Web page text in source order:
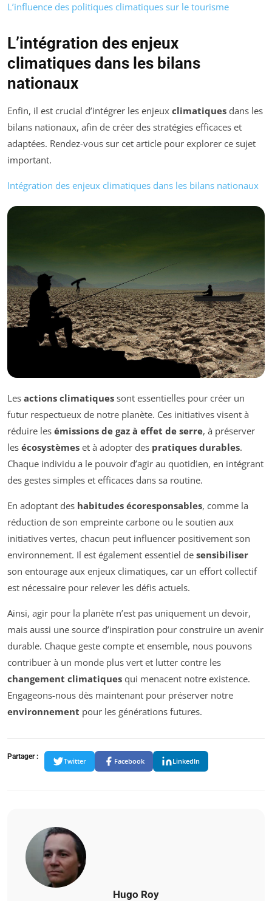
L’influence des politiques climatiques sur le tourisme
L’intégration des enjeux
climatiques dans les bilans
nationaux
Enfin, il est crucial d’intégrer les enjeux climatiques dans les
bilans nationaux, afin de créer des stratégies efficaces et
adaptées. Rendez-vous sur cet article pour explorer ce sujet
important.
Intégration des enjeux climatiques dans les bilans nationaux
Les actions climatiques sont essentielles pour créer un
futur respectueux de notre planète. Ces initiatives visent à
réduire les émissions de gaz à effet de serre, à préserver
les écosystèmes et à adopter des pratiques durables.
Chaque individu a le pouvoir d’agir au quotidien, en intégrant
des gestes simples et efficaces dans sa routine.
En adoptant des habitudes écoresponsables, comme la
réduction de son empreinte carbone ou le soutien aux
initiatives vertes, chacun peut influencer positivement son
environnement. Il est également essentiel de sensibiliser
son entourage aux enjeux climatiques, car un effort collectif
est nécessaire pour relever les défis actuels.
Ainsi, agir pour la planète n’est pas uniquement un devoir,
mais aussi une source d’inspiration pour construire un avenir
durable. Chaque geste compte et ensemble, nous pouvons
contribuer à un monde plus vert et lutter contre les
changement climatiques qui menacent notre existence.
Engageons-nous dès maintenant pour préserver notre
environnement pour les générations futures.
Partager :
Twitter Facebook LinkedIn
Hugo Roy